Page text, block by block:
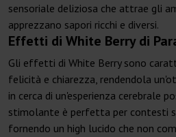
sensoriale deliziosa che attrae gli
apprezzano sapori ricchi e diversi.
Effetti di White Berry di
Gli effetti di White Berry sono
felicità e chiarezza, rendendola
in cerca di un'esperienza cerebrale
stimolante è perfetta per contesti
fornendo un high lucido che non